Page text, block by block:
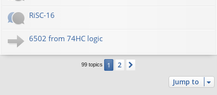
RiSC-16
6502 from 74HC logic
99 topics 1 2
Jump to